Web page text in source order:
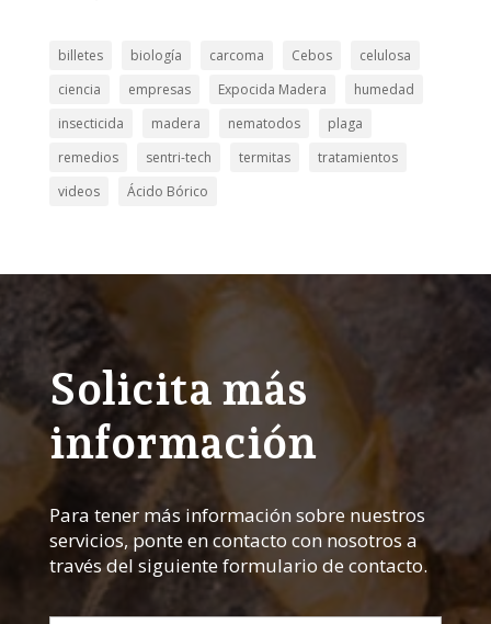
billetes biología carcoma Cebos
celulosa
ciencia
empresas Expocida Madera
humedad
insecticida
madera nematodos
plaga
remedios
sentri-tech termitas
tratamientos
videos
Ácido Bórico
Solicita más
información
Para tener más información sobre nuestros
servicios, ponte en contacto con nosotros a
través del siguiente formulario de contacto.